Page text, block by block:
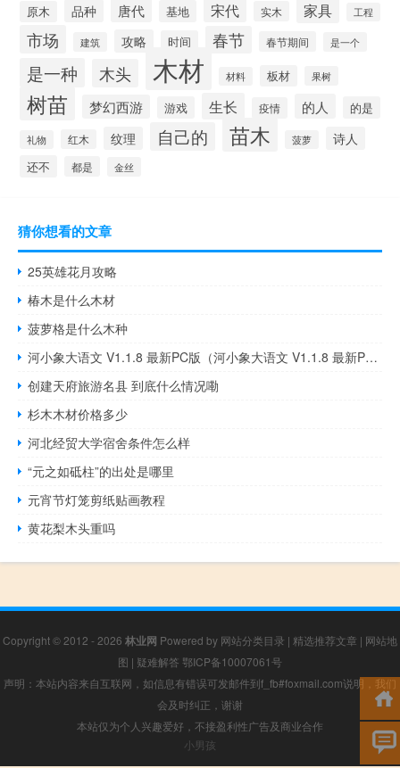
原木 品种 唐代 基地 宋代 实木 家具 工程
市场 建筑 攻略 时间 春节 春节期间 是一个
是一种 木头 木材 材料 板材 果树
树苗 梦幻西游 游戏 生长 疫情 的人 的是
礼物 红木 纹理 自己的 苗木 菠萝 诗人
还不 都是 金丝
猜你想看的文章
25英雄花月攻略
椿木是什么木材
菠萝格是什么木种
河小象大语文 V1.1.8 最新PC版（河小象大语文 V1.1.8 最新PC版功能简介）
创建天府旅游名县 到底什么情况嘞
杉木木材价格多少
河北经贸大学宿舍条件怎么样
“元之如砥柱”的出处是哪里
元宵节灯笼剪纸贴画教程
黄花梨木头重吗
Copyright © 2012 - 2026 林业网 Powered by 网站分类目录 | 精选推荐文章 | 网站地
图 | 疑难解答 鄂ICP备10007061号
声明：本站内容来自互联网，如信息有错误可发邮件到f_fb#foxmail.com说明，我们
会及时纠正，谢谢
本站仅为个人兴趣爱好，不接盈利性广告及商业合作
小男孩